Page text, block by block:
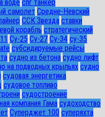
воде спг танкер
самолет Средне-Невский
ССК Звезда ставки
корабль стратегический
Су-25 Су-27 Су-34 су-35
субсидируемые рейсы
судно из бетона судно лифт
на подводных крыльях судно
судовая энергетика
судовое топливо
судостроение
компания Гама судоходство
Суперджет 100 суперяхта